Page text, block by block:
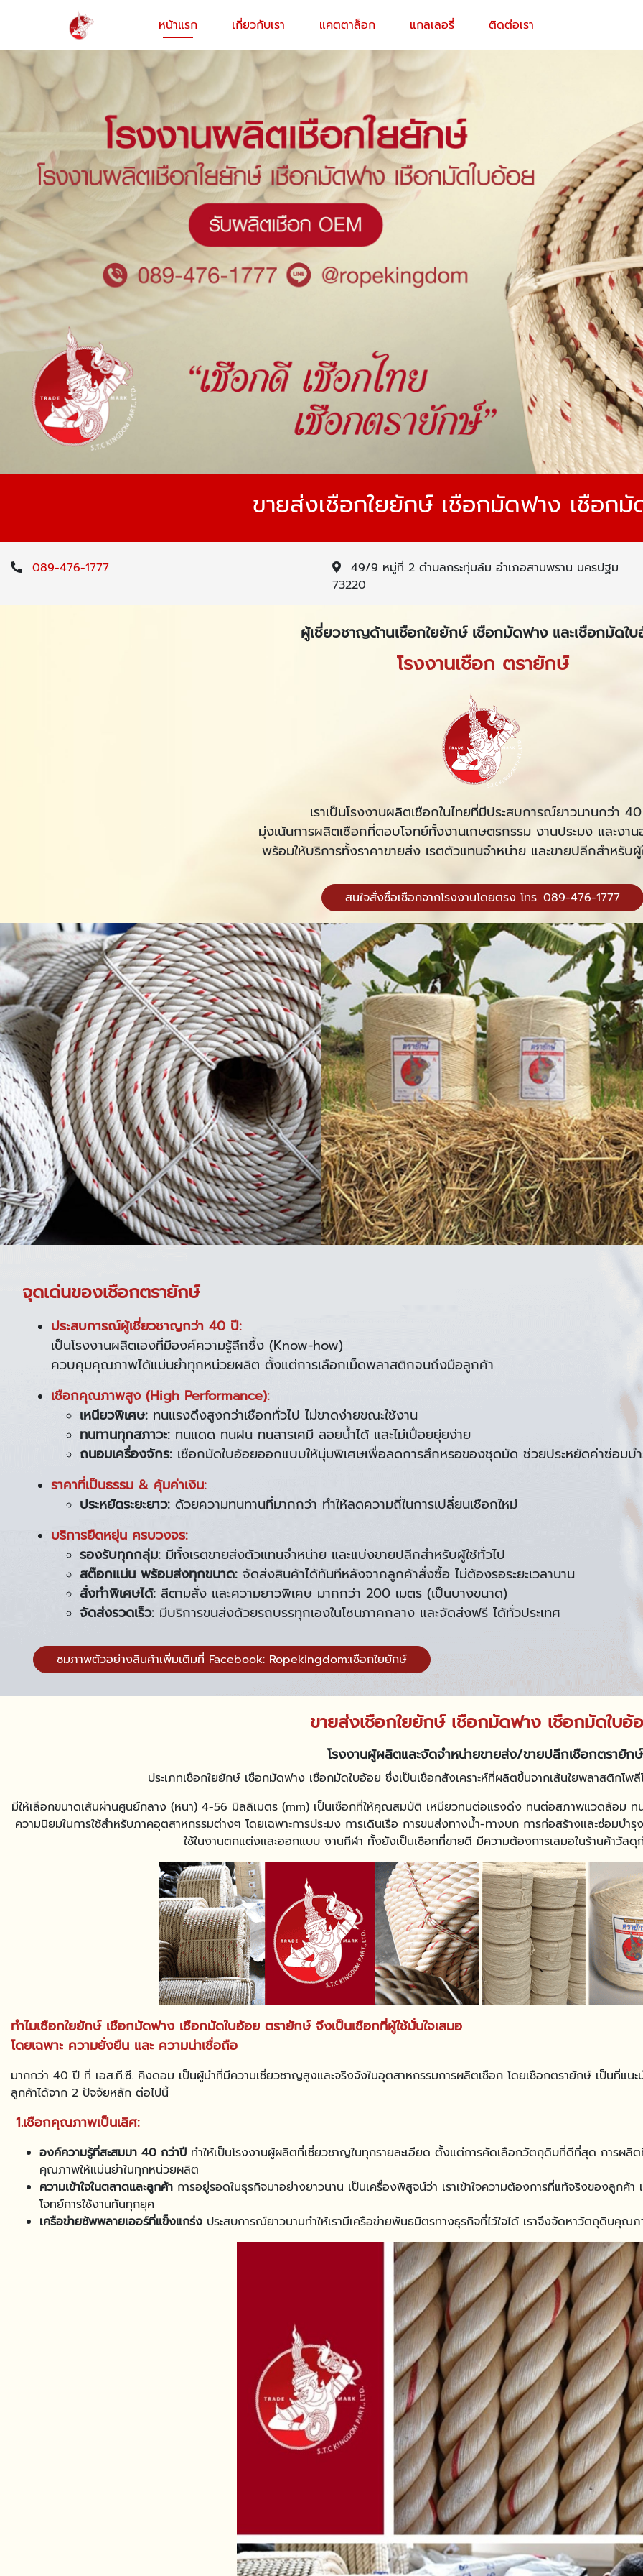
หน้าแรก เกี่ยวกับเรา แคตตาล็อก แกลเลอรี่ ติดต่อเรา
ขายส่งเชือกใยยักษ์ เชือกมัดฟาง เชือกมั
089-476-1777
49/9 หมู่ที่ 2 ตำบลกระทุ่มล้ม อำเภอสามพราน นครปฐม
73220
ผู้เชี่ยวชาญด้านเชือกใยยักษ์ เชือกมัดฟาง และเชือกมัดใ
โรงงานเชือก ตรายักษ์
เราเป็นโรงงานผลิตเชือกในไทยที่มีประสบการณ์ยาวนานกว่า
มุ่งเน้นการผลิตเชือกที่ตอบโจทย์ทั้งงานเกษตรกรรม งานประมง และงา
พร้อมให้บริการทั้งราคาขายส่ง เรตตัวแทนจำหน่าย และขายปลีกสำหรับผู้
สนใจสั่งซื้อเชือกจากโรงงานโดยตรง โทร. 089-476-1777
จุดเด่นของเชือกตรายักษ์
ประสบการณ์ผู้เชี่ยวชาญกว่า 40 ปี:
เป็นโรงงานผลิตเองที่มีองค์ความรู้ลึกซึ้ง (Know-how)
ควบคุมคุณภาพได้แม่นยำทุกหน่วยผลิต ตั้งแต่การเลือกเม็ดพลาสติกจนถึงมือลูกค้า
เชือกคุณภาพสูง (High Performance):
เหนียวพิเศษ: ทนแรงดึงสูงกว่าเชือกทั่วไป ไม่ขาดง่ายขณะใช้งาน
ทนทานทุกสภาวะ: ทนแดด ทนฝน ทนสารเคมี ลอยน้ำได้ และไม่เปื่อยยุ่ยง่าย
ถนอมเครื่องจักร: เชือกมัดใบอ้อยออกแบบให้นุ่มพิเศษเพื่อลดการสึกหรอของชุดมัด ช่วยประหยัดค่าซ่อมบ
ราคาที่เป็นธรรม & คุ้มค่าเงิน:
ประหยัดระยะยาว: ด้วยความทนทานที่มากกว่า ทำให้ลดความถี่ในการเปลี่ยนเชือกใหม่
บริการยืดหยุ่น ครบวงจร:
รองรับทุกกลุ่ม: มีทั้งเรตขายส่งตัวแทนจำหน่าย และแบ่งขายปลีกสำหรับผู้ใช้ทั่วไป
สต๊อกแน่น พร้อมส่งทุกขนาด: จัดส่งสินค้าได้ทันทีหลังจากลูกค้าสั่งซื้อ ไม่ต้องรอระยะเวลานาน
สั่งทำพิเศษได้: สีตามสั่ง และความยาวพิเศษ มากกว่า 200 เมตร (เป็นบางขนาด)
จัดส่งรวดเร็ว: มีบริการขนส่งด้วยรถบรรทุกเองในโซนภาคกลาง และจัดส่งฟรี ได้ทั่วประเทศ
ชมภาพตัวอย่างสินค้าเพิ่มเติมที่ Facebook: Ropekingdom:เชือกใยยักษ์
ขายส่งเชือกใยยักษ์ เชือกมัดฟาง เชือกมัดใบอ้
โรงงานผู้ผลิตและจัดจำหน่ายขายส่ง/ขายปลีกเชือกตรายักษ์
ประเภทเชือกใยยักษ์ เชือกมัดฟาง เชือกมัดใบอ้อย ซึ่งเป็นเชือกสังเคราะห์ที่ผลิตขึ้นจากเส้นใยพลาสติก
มีให้เลือกขนาดเส้นผ่านศูนย์กลาง (หนา) 4-56 มิลลิเมตร (mm) เป็นเชือกที่ให้คุณสมบัติ เหนียวทนต่อแรงดึง ทนต่อสภาพแวดล้อม ทน
ความนิยมในการใช้สำหรับภาคอุตสาหกรรมต่างๆ โดยเฉพาะการประมง การเดินเรือ การขนส่งทางน้ำ-ทางบก การก่อสร้างและซ่อมบ
ใช้ในงานตกแต่งและออกแบบ งานกีฬา ทั้งยังเป็นเชือกที่ขายดี มีความต้องการเสมอในร้านค้าวัส
ทำไมเชือกใยยักษ์ เชือกมัดฟาง เชือกมัดใบอ้อย ตรายักษ์ จึงเป็นเชือกที่ผู้ใช้มั่นใจเสมอ
โดยเฉพาะ ความยั่งยืน และ ความน่าเชื่อถือ
มากกว่า 40 ปี ที่ เอส.ที.ซี. คิงดอม เป็นผู้นำที่มีความเชี่ยวชาญสูงและจริงจังในอุตสาหกรรมการผลิตเชือก โดยเชือกตรายักษ์ เป็นที่แน
ลูกค้าได้จาก 2 ปัจจัยหลัก ต่อไปนี้
1.เชือกคุณภาพเป็นเลิศ:
องค์ความรู้ที่สะสมมา 40 กว่าปี ทำให้เป็นโรงงานผู้ผลิตที่เชี่ยวชาญในทุกรายละเอียด ตั้งแต่การคัดเลือกวัตถุดิบที่ดีที่สุด การผ
คุณภาพให้แม่นยำในทุกหน่วยผลิต
ความเข้าใจในตลาดและลูกค้า การอยู่รอดในธุรกิจมาอย่างยาวนาน เป็นเครื่องพิสูจน์ว่า เราเข้าใจความต้องการที่แท้จริงของลูก
โจทย์การใช้งานทันทุกยุค
เครือข่ายซัพพลายเออร์ที่แข็งแกร่ง ประสบการณ์ยาวนานทำให้เรามีเครือข่ายพันธมิตรทางธุรกิจที่ไว้ใจได้ เราจึงจัดหาวัตถุดิบ